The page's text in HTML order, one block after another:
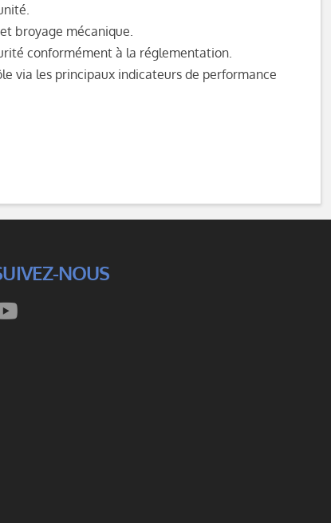
broyage mécanique.
conformément à la réglementation.
via les principaux indicateurs de performance
NOUS